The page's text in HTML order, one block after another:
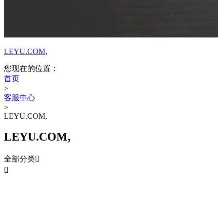
LEYU.COM,
您现在的位置：
首页
>
客服中心
>
LEYU.COM,
LEYU.COM,
全部分类
